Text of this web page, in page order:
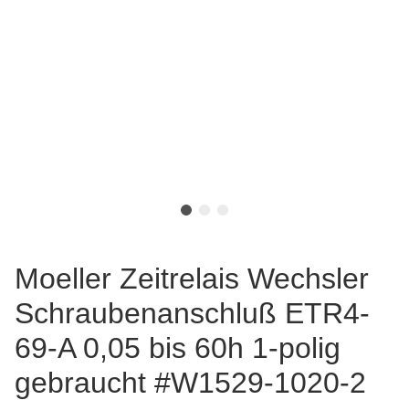
Moeller Zeitrelais Wechsler
Schraubenanschluß ETR4-
69-A 0,05 bis 60h 1-polig
gebraucht #W1529-1020-2